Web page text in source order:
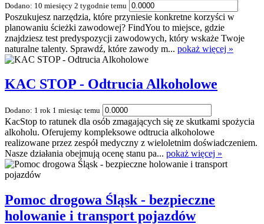
Dodano: 10 miesięcy 2 tygodnie temu
Poszukujesz narzędzia, które przyniesie konkretne korzyści w
planowaniu ścieżki zawodowej? FindYou to miejsce, gdzie
znajdziesz test predyspozycji zawodowych, który wskaże Twoje
naturalne talenty. Sprawdź, które zawody m... pokaż więcej »
KAC STOP - Odtrucia Alkoholowe
Dodano: 1 rok 1 miesiąc temu
KacStop to ratunek dla osób zmagających się ze skutkami spożycia
alkoholu. Oferujemy kompleksowe odtrucia alkoholowe
realizowane przez zespół medyczny z wieloletnim doświadczeniem.
Nasze działania obejmują ocenę stanu pa... pokaż więcej »
Pomoc drogowa Śląsk - bezpieczne
holowanie i transport pojazdów